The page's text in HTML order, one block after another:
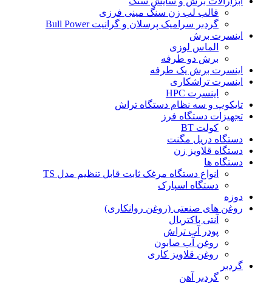
قالب لب زن سنگ مینی فرزی
گردبر سرامیک پرسلان و گرانیت Bull Power
اینسرت برش
الماس لوزی
برش دو طرفه
اینسرت برش یک طرفه
اینسرت تراشکاری
اینسرت HPC
تایکوپ و سه نظام دستگاه تراش
تجهیزات دستگاه فرز
کولت BT
دستگاه دریل مگنت
دستگاه قلاویز زن
دستگاه ها
انواع دستگاه مرغک ثابت قابل تنظیم مدل TS
دستگاه اسپارک
دوزه
روغن های صنعتی (روغن روانکاری)
آنتی باکتریال
پودر آب تراش
روغن آب صابون
روغن قلاویز کاری
گردبر
گردبر آهن